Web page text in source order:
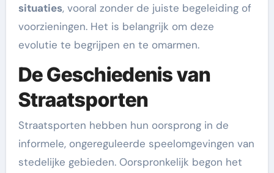
situaties, vooral zonder de juiste begeleiding of
voorzieningen. Het is belangrijk om deze
evolutie te begrijpen en te omarmen.
De Geschiedenis van
Straatsporten
Straatsporten hebben hun oorsprong in de
informele, ongereguleerde speelomgevingen van
stedelijke gebieden. Oorspronkelijk begon het